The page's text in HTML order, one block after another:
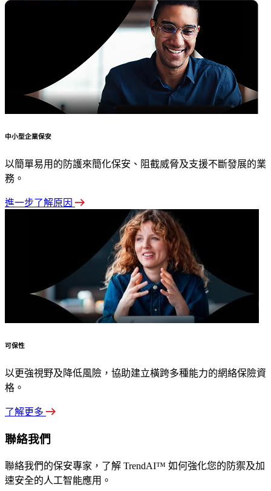
中小型企業保安
以簡單易用的防護來簡化保安、阻截威脅及支援不斷發展的業
務。
進一步了解原因
可保性
以更強視野及降低風險，協助建立橫跨多種能力的網絡保險資
格。
了解更多
聯絡我們
聯絡我們的保安專家，了解 TrendAI™ 如何強化您的防禦及加
速安全的人工智能應用。